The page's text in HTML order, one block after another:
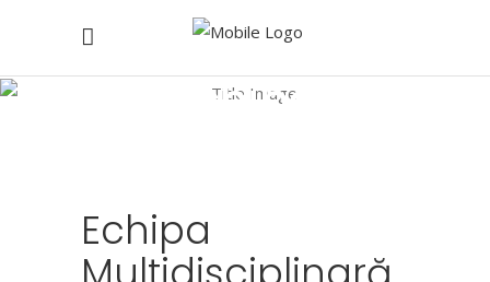
Echipa
Echipa